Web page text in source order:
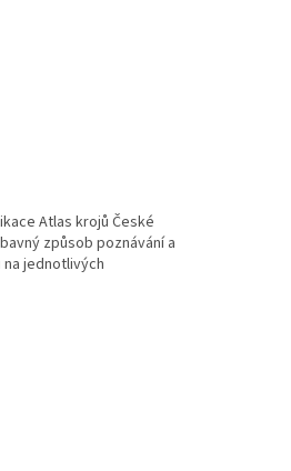
Atlas krojů České
způsob poznávání a
jednotlivých